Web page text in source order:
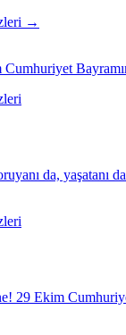
→
da, yaşatanı
29 Ekim